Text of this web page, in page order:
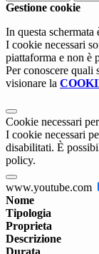
Gestione cookie
In questa
I cookie necessari
piattaforma e non è
Per conoscere quali
visionare la
Cookie necessari
I cookie necessari
disabilitati. È
policy.
www.youtube.com
Nome
Tipologia
Proprieta
Descrizione
Durata